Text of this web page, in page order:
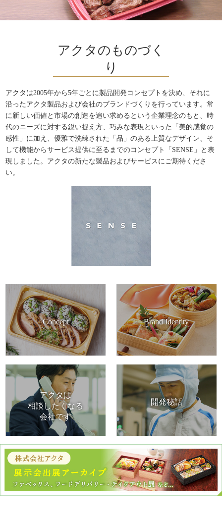
アクタのものづく
り
アクタは2005年から5年ごとに製品開発コンセプトを決め、それに
沿ったアクタ製品および会社のブランドづくりを行っています。常
に新しい価値と市場の創造を追い求めるという企業理念のもと、時
代のニーズに対する鋭い捉え方、巧みな表現といった「美的感覚の
感性」に加え、優雅で洗練された「品」のある上質なデザイン、そ
して機能からサービス提供に至るまでのコンセプト「SENSE」と表
現しました。アクタの新たな製品およびサービスにご期待くださ
い。
Concept Brand Identity
アクタは
相談したくなる
会社です
開発秘話